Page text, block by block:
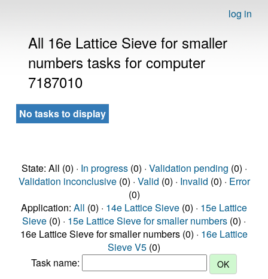
log in
All 16e Lattice Sieve for smaller
numbers tasks for computer
7187010
No tasks to display
State: All (0) · In progress(0) · Validation pending (0) ·
Validation inconclusive(0) · Valid (0) · Invalid (0) · Error
(0)
Application: All (0) · 14e Lattice Sieve (0) · 15e Lattice
Sieve (0) · 15e Lattice Sieve for smaller numbers (0) ·
16e Lattice Sieve for smaller numbers (0) · 16e Lattice
Sieve V5 (0)
Task name: